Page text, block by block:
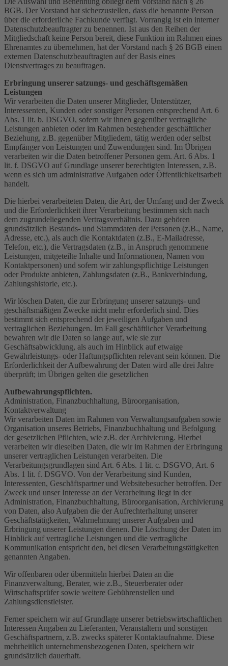
BGB. Der Vorstand hat sicherzustellen, dass die benannte Person
über die erforderliche Fachkunde verfügt. Vorrangig ist ein interner
Datenschutzbeauftragter zu benennen. Ist aus den Reihen der
Mitgliedschaft keine Person bereit, diese Funktion im Rahmen eines
Ehrenamtes zu übernehmen, hat der Vorstand nach § 26 BGB einen
externen Datenschutzbeauftragten auf der Basis eines
Dienstvertrages zu beauftragen.
Erbringung unserer satzungs- und geschäftsgemäßen
Leistungen
Wir verarbeiten die Daten unserer Mitglieder, Unterstützer,
Interessenten, Kunden oder sonstiger Personen entsprechend Art. 6
Abs. 1 lit. b. DSGVO, sofern wir ihnen gegenüber vertragliche
Leistungen anbieten oder im Rahmen bestehender geschäftlicher
Beziehung, z.B. gegenüber Mitgliedern, tätig werden oder selbst
Empfänger von Leistungen und Zuwendungen sind. Im Übrigen
verarbeiten wir die Daten betroffener Personen gem. Art. 6 Abs. 1
lit. f. DSGVO auf Grundlage unserer berechtigten Interessen, z.B.
wenn es sich um administrative Aufgaben oder Öffentlichkeitsarbeit
handelt.
Die hierbei verarbeiteten Daten, die Art, der Umfang und der Zweck
und die Erforderlichkeit ihrer Verarbeitung bestimmen sich nach
dem zugrundeliegenden Vertragsverhältnis. Dazu gehören
grundsätzlich Bestands- und Stammdaten der Personen (z.B., Name,
Adresse, etc.), als auch die Kontaktdaten (z.B., E-Mailadresse,
Telefon, etc.), die Vertragsdaten (z.B., in Anspruch genommene
Leistungen, mitgeteilte Inhalte und Informationen, Namen von
Kontaktpersonen) und sofern wir zahlungspflichtige Leistungen
oder Produkte anbieten, Zahlungsdaten (z.B., Bankverbindung,
Zahlungshistorie, etc.).
Wir löschen Daten, die zur Erbringung unserer satzungs- und
geschäftsmäßigen Zwecke nicht mehr erforderlich sind. Dies
bestimmt sich entsprechend der jeweiligen Aufgaben und
vertraglichen Beziehungen. Im Fall geschäftlicher Verarbeitung
bewahren wir die Daten so lange auf, wie sie zur
Geschäftsabwicklung, als auch im Hinblick auf etwaige
Gewährleistungs- oder Haftungspflichten relevant sein können. Die
Erforderlichkeit der Aufbewahrung der Daten wird alle drei Jahre
überprüft; im Übrigen gelten die gesetzlichen
Aufbewahrungspflichten.
Administration, Finanzbuchhaltung, Büroorganisation,
Kontaktverwaltung
Wir verarbeiten Daten im Rahmen von Verwaltungsaufgaben sowie
Organisation unseres Betriebs, Finanzbuchhaltung und Befolgung
der gesetzlichen Pflichten, wie z.B. der Archivierung. Hierbei
verarbeiten wir dieselben Daten, die wir im Rahmen der Erbringung
unserer vertraglichen Leistungen verarbeiten. Die
Verarbeitungsgrundlagen sind Art. 6 Abs. 1 lit. c. DSGVO, Art. 6
Abs. 1 lit. f. DSGVO. Von der Verarbeitung sind Kunden,
Interessenten, Geschäftspartner und Websitebesucher betroffen. Der
Zweck und unser Interesse an der Verarbeitung liegt in der
Administration, Finanzbuchhaltung, Büroorganisation, Archivierung
von Daten, also Aufgaben die der Aufrechterhaltung unserer
Geschäftstätigkeiten, Wahrnehmung unserer Aufgaben und
Erbringung unserer Leistungen dienen. Die Löschung der Daten im
Hinblick auf vertragliche Leistungen und die vertragliche
Kommunikation entspricht den, bei diesen Verarbeitungstätigkeiten
genannten Angaben.
Wir offenbaren oder übermitteln hierbei Daten an die
Finanzverwaltung, Berater, wie z.B., Steuerberater oder
Wirtschaftsprüfer sowie weitere Gebührenstellen und
Zahlungsdienstleister.
Ferner speichern wir auf Grundlage unserer betriebswirtschaftlichen
Interessen Angaben zu Lieferanten, Veranstaltern und sonstigen
Geschäftspartnern, z.B. zwecks späterer Kontaktaufnahme. Diese
mehrheitlich unternehmensbezogenen Daten, speichern wir
grundsätzlich dauerhaft.